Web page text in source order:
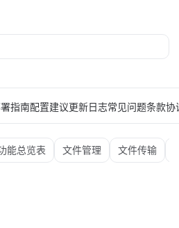
指南配置建议更新日志常见问题条款协
能总览表 文件管理 文件传输